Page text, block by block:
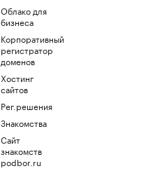
Облако для
бизнеса
Корпоративный
регистратор
доменов
Хостинг
сайтов
Рег.решения
Знакомства
Сайт
знакомств
podbor.ru